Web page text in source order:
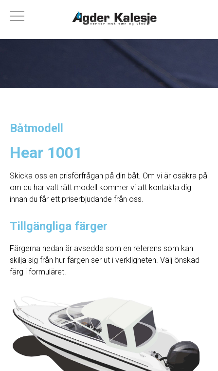
Båtmodell
Hear 1001
Skicka oss en prisförfrågan på din båt. Om vi ​​är osäkra på
om du har valt rätt modell kommer vi att kontakta dig
innan du får ett priserbjudande från oss.
Tillgängliga färger
Färgerna nedan är avsedda som en referens som kan
skilja sig från hur färgen ser ut i verkligheten. Välj önskad
färg i formuläret.